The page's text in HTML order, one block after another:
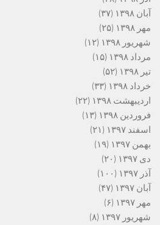
آبان ۱۳۹۸
(۳۷)
مهر ۱۳۹۸
(۲۵)
شهریور ۱۳۹۸
(۱۲)
مرداد ۱۳۹۸
(۱۵)
تیر ۱۳۹۸
(۵۲)
خرداد ۱۳۹۸
(۳۳)
اردیبهشت ۱۳۹۸
(۲۲)
فروردین ۱۳۹۸
(۱۳)
اسفند ۱۳۹۷
(۲۱)
بهمن ۱۳۹۷
(۱۹)
دی ۱۳۹۷
(۲۰)
آذر ۱۳۹۷
(۱۰۰)
آبان ۱۳۹۷
(۴۷)
مهر ۱۳۹۷
(۶)
شهریور ۱۳۹۷
(۸)